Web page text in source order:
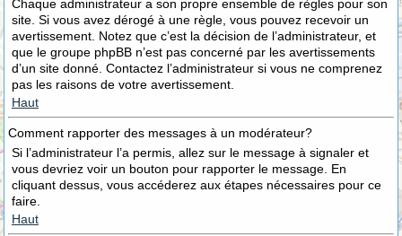
Chaque administrateur a son propre ensemble de règles pour son
site. Si vous avez dérogé à une règle, vous pouvez recevoir un
avertissement. Notez que c’est la décision de l’administrateur, et
que le groupe phpBB n’est pas concerné par les avertissements
d’un site donné. Contactez l’administrateur si vous ne comprenez
pas les raisons de votre avertissement.
Haut
Comment rapporter des messages à un modérateur?
Si l’administrateur l’a permis, allez sur le message à signaler et
vous devriez voir un bouton pour rapporter le message. En
cliquant dessus, vous accéderez aux étapes nécessaires pour ce
faire.
Haut